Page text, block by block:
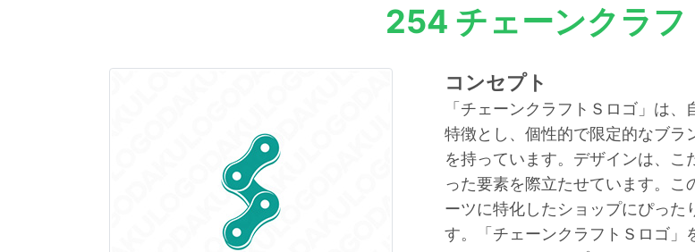
254 チェーンクラフ
コンセプト
「チェーンクラフトＳロゴ」は
特徴とし、個性的で限定的なブラ
を持っています。デザインは、
った要素を際立たせています。
ーツに特化したショップにぴった
す。「チェーンクラフトＳロゴ」